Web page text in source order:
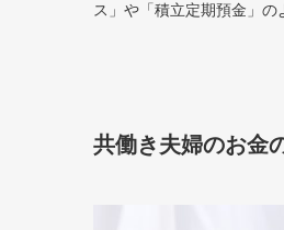
ス」や「積立定期預金」の
共働き夫婦のお金